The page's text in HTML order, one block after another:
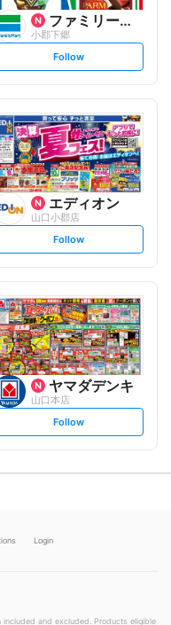
ファミリーマート
小郡下郷
s
t
l
o
w
Follow
エディオン
山口小郡店
s
t
l
o
w
Follow
ヤマダデンキ
山口本店
s
t
Follow
Login
included and excluded. Products eligible